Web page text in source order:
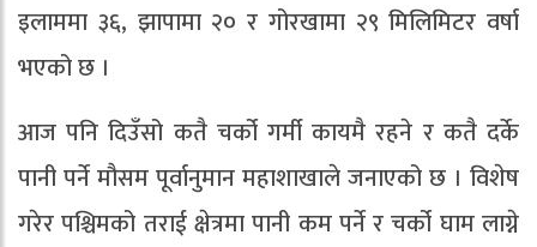
इलाममा ३६, झापामा २० र गोरखामा २९ मिलिमिटर वर्षा
भएको छ ।
आज पनि दिउँसो कतै चर्को गर्मी कायमै रहने र कतै दर्के
पानी पर्ने मौसम पूर्वानुमान महाशाखाले जनाएको छ । विशेष
गरेर पश्चिमको तराई क्षेत्रमा पानी कम पर्ने र चर्को घाम लाग्ने